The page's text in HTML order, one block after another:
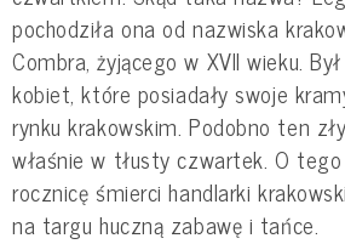
pochodziła ona od nazwiska
Combra, żyjącego w XVII wieku.
kobiet, które posiadały swoje
rynku krakowskim. Podobno ten
właśnie w tłusty czwartek. O
rocznicę śmierci handlarki
na targu huczną zabawę i tańce.